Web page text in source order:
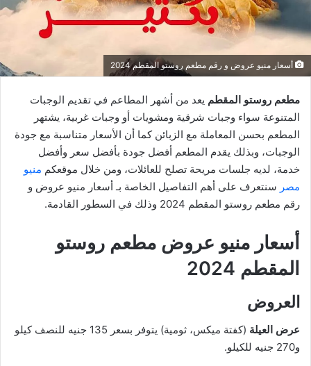
أسعار منيو عروض و رقم مطعم روستو المقطم 2024
مطعم روستو المقطم يعد من أشهر المطاعم في تقديم الوجبات
المتنوعة سواء وجبات شرقية ومشويات أو وجبات غربية، يشتهر
المطعم بحسن المعاملة مع الزبائن كما أن الأسعار متناسبة مع جودة
الوجبات، وبذلك يقدم المطعم أفضل جودة بأفضل سعر وأفضل
خدمة، لديه جلسات مريحة تصلح للعائلات، ومن خلال موقعكم منيو
مصر سنتعرف على أهم التفاصيل الخاصة بـ أسعار منيو عروض و
رقم مطعم روستو المقطم 2024 وذلك في السطور القادمة.
أسعار منيو عروض مطعم روستو
المقطم 2024
العروض
عرض العيلة
(كفتة ميكس، ثومية) يتوفر بسعر 135 جنيه للنصف كيلو
و270 جنيه للكيلو.